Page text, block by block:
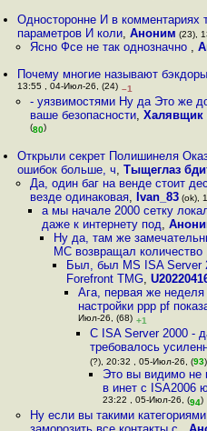
Односторонне И в
параметров И коли,Аноним (23),
Ясно Фсе не так однозначно ,
Почему многие называют
13:55 , 04-Июл-26, (24) –1
- уязвимостями Ну да Это же
ваше безопасности, Халявщик
(80)
Открыли секрет Полишинеля
ошибок больше, ч,Тыщеглаз
Да, один баг на венде стоит
везде одинаковая, Ivan_83(ok),
а мы начале 2000 сетку
даже к интернету под,
Ну да, там же
МС возвращал количество
Был, был MS ISA Server
Forefront TMG,
Ага, первая же
настройки ppp pf
Июл-26, (68) +1
С ISA Server 2000 -
требовалось
(?), 20:32 , 05-Июл-26, (93)
Это вы видимо не
в инет с ISA2006
23:22 , 05-Июл-26, (94)
Ну если вы такими